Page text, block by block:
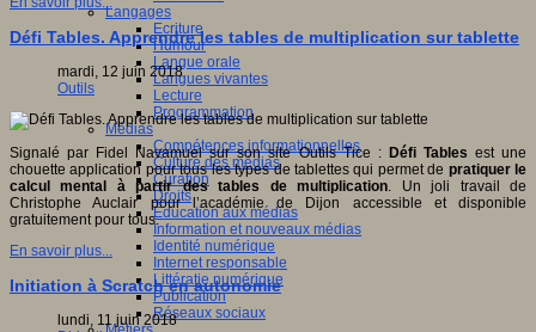
Langages
Ecriture
Humour
Langue orale
Langues vivantes
Lecture
Programmation
Médias
Compétences informationnelles
Culture des médias
Curation
Droits
Education aux médias
Information et nouveaux médias
Identité numérique
Internet responsable
Littératie numérique
Publication
Réseaux sociaux
Défi Tables. Apprendre les tables de multiplication sur tablette
mardi, 12 juin 2018
Outils
Signalé par Fidel Navamuel sur son site Outils Tice : Défi Tables est une
chouette application pour tous les types de tablettes qui permet de pratiquer le
calcul mental à partir des tables de multiplication. Un joli travail de
Christophe Auclair pour l’académie de Dijon accessible et disponible
gratuitement pour tous.
En savoir plus...
Initiation à Scratch en autonomie
lundi, 11 juin 2018